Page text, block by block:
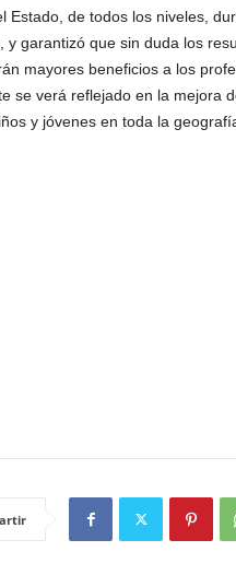
Estado, de todos los niveles,
y garantizó que sin duda los
mayores beneficios a los
se verá reflejado en la mejora
y jóvenes en toda la